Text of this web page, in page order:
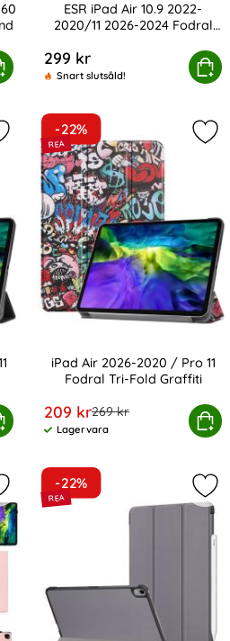
Shockproof Hybrid Kickstand
ESR iPad Air 10.9 2022-
2020/11 2026-2024 Fodral
299 kr
Snart slutsåld!
Köp
iPad Air 10.9 2022-2020/11
Tri-Fold Fodral Svart
iPad Air 2026-2020 / Pro
-22%
iPad Air 2026-2020 / Pro 11
Fodral Tri-Fold Graffiti
rea pris
209 krtidigare pris
269 kr
Tillgänglighet:
Lagervara
Köp
iPad Air 2026-2020 / Pro
iPad Air 2026-2020 / Pro
-22%